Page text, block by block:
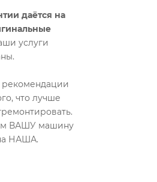
даётся на
услуги
что лучше
ВАШУ машину
НАША.​